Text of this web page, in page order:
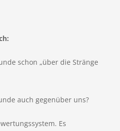
schon „über die Stränge
auch gegenüber uns?
Es